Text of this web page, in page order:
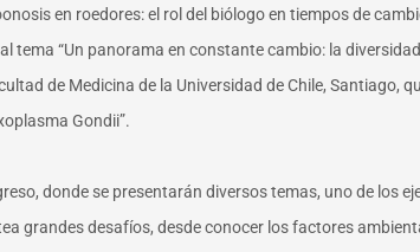
en roedores: el rol del biólogo en tiempos de
tema “Un panorama en constante cambio: la
de Medicina de la Universidad de Chile, Santiago,
Gondii”.
donde se presentarán diversos temas, uno de los
grandes desafíos, desde conocer los factores